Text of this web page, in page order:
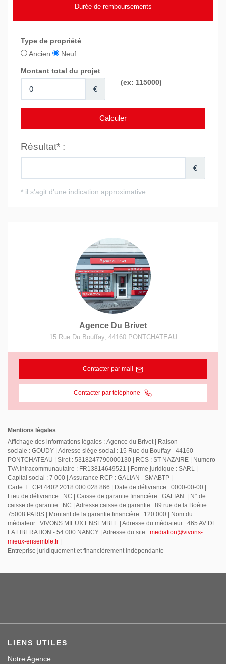
Durée de remboursements
Agence Du Brivet
15 Rue Du Bouffay, 44160 PONTCHATEAU
Contacter par mail
Contacter par téléphone
Mentions légales
Affichage des informations légales : Agence du Brivet | Raison
sociale : GOUDY | Adresse siège social : 15 Rue du Bouffay - 44160
PONTCHATEAU | Siret : 5318247790000130 | RCS : ST NAZAIRE | Numero
TVA Intracommunautaire : FR13814649521 | Forme juridique : SARL |
Capital social : 7 000 | Assurance RCP : GALIAN - SMABTP |
Carte T : CPI 4402 2018 000 028 866 | Date de délivrance : 0000-00-00 |
Lieu de délivrance : NC | Caisse de garantie financière : GALIAN. | N° de
caisse de garantie : NC | Adresse caisse de garantie : 89 rue de la Boétie
75008 PARIS | Montant de la garantie financière : 120 000 | Nom du
médiateur : VIVONS MIEUX ENSEMBLE | Adresse du médiateur : 465 AV DE
LA LIBERATION - 54 000 NANCY | Adresse du site : mediation@vivons-
mieux-ensemble.fr
Entreprise juridiquement et financièrement indépendante
LIENS UTILES
Notre Agence